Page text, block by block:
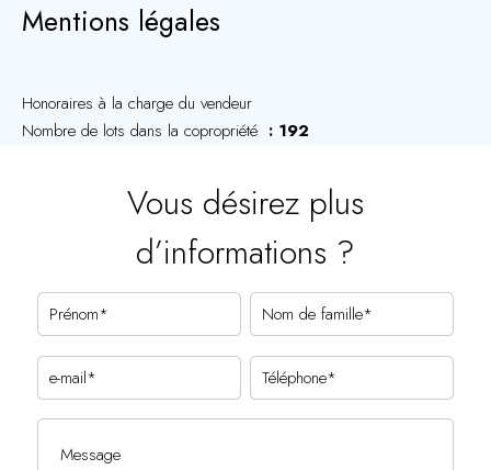
Mentions légales
Honoraires à la charge du vendeur
Nombre de lots dans la copropriété
192
Vous désirez plus
d’informations ?